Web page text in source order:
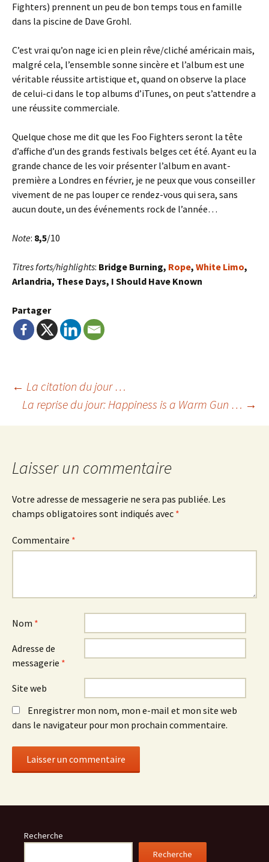
Fighters) prennent un peu de bon temps tous en famille
dans la piscine de Dave Grohl.
C’est vrai qu’on nage ici en plein rêve/cliché américain mais,
malgré cela, l’ensemble sonne sincère et l’album est une
véritable réussite artistique et, quand on observe la place
de celui-ci dans le top albums d’iTunes, on peut s’attendre a
une réussite commerciale.
Quelque chose me dit que les Foo Fighters seront la tête
d’affiche d’un des grands festivals belges cet été. Ayant eu la
grande chance de les voir présenter l’album en avant-
première a Londres en février, je ne peux que vous conseiller
vivement de ne pas louper ce rendez-vous qui sera, sans
aucun doute, un des événements rock de l’année…
Note: 8,5/10
Titres forts/highlights: Bridge Burning, Rope, White Limo,
Arlandria, These Days, I Should Have Known
Partager
Navigation
de
l'article
← La citation du jour …
La reprise du jour: Happiness is a Warm Gun … →
Laisser un commentaire
Votre adresse de messagerie ne sera pas publiée. Les
champs obligatoires sont indiqués avec *
Commentaire *
Nom *
Adresse de
messagerie *
Site web
Enregistrer mon nom, mon e-mail et mon site web
dans le navigateur pour mon prochain commentaire.
Recherche
Recherche